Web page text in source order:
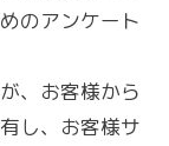
のアンケート
、お客様から
し、お客様サ